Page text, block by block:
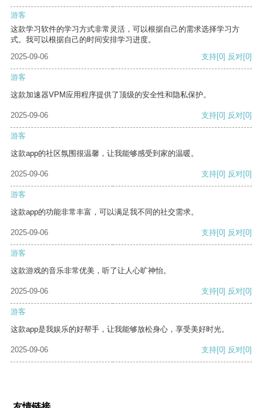
游客
这款学习软件的学习方式非常灵活，可以根据自己的需求选择学习方
式。我可以根据自己的时间安排学习进度。
2025-09-06
支持[0] 反对[0]
游客
这款加速器VPM应用程序提供了顶级的安全性和隐私保护。
2025-09-06 支持[0] 反对[0]
游客
这款app的社区氛围很温馨，让我能够感受到家的温暖。
2025-09-06 支持[0] 反对[0]
游客
这款app的功能非常丰富，可以满足我不同的社交需求。
2025-09-06 支持[0] 反对[0]
游客
这款游戏的音乐非常优美，听了让人心旷神怡。
2025-09-06 支持[0] 反对[0]
游客
这款app是我娱乐的好帮手，让我能够放松身心，享受美好时光。
2025-09-06 支持[0] 反对[0]